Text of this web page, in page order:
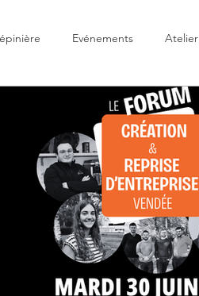
Evénements Atelier